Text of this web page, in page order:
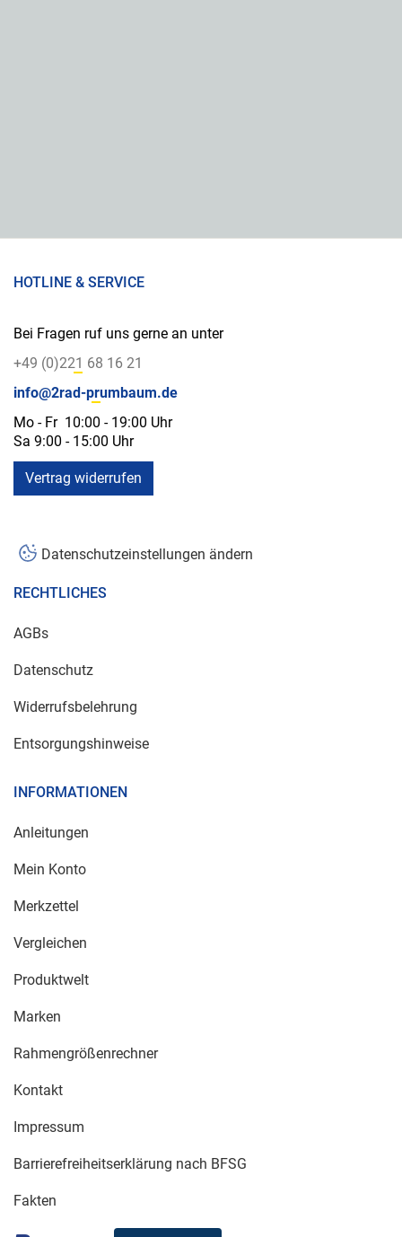
HOTLINE & SERVICE
Bei Fragen ruf uns gerne an unter
+49 (0)221 68 16 21
info@2rad-prumbaum.de
Mo - Fr 10:00 - 19:00 Uhr
Sa 9:00 - 15:00 Uhr
Vertrag widerrufen
Datenschutzeinstellungen ändern
RECHTLICHES
AGBs
Datenschutz
Widerrufsbelehrung
Entsorgungshinweise
INFORMATIONEN
Anleitungen
Mein Konto
Merkzettel
Vergleichen
Produktwelt
Marken
Rahmengrößenrechner
Kontakt
Impressum
Barrierefreiheitserklärung nach BFSG
Fakten